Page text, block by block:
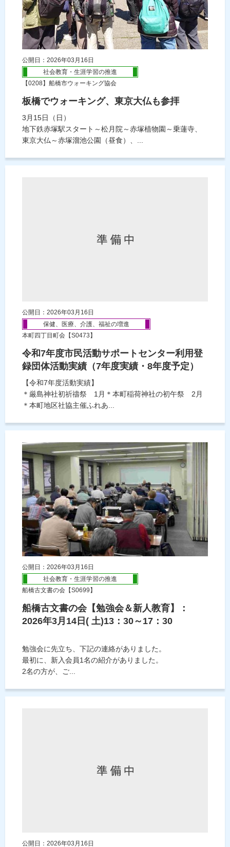
公開日：2026年03月16日
社会教育・生涯学習の推進
【0208】船橋市ウォーキング協会
板橋でウォーキング、東京大仏も参拝
3月15日（日）
地下鉄赤塚駅スタート～松月院～赤塚植物園～乗蓮寺、
東京大仏～赤塚溜池公園（昼食）、...
公開日：2026年03月16日
保健、医療、介護、福祉の増進
本町四丁目町会【S0473】
令和7年度市民活動サポートセンター利用登
録団体活動実績（7年度実績・8年度予定）
【令和7年度活動実績】
＊厳島神社初祈禱祭 1月＊本町稲荷神社の初午祭 2月
＊本町地区社協主催ふれあ...
公開日：2026年03月16日
社会教育・生涯学習の推進
船橋古文書の会【S0699】
船橋古文書の会【勉強会＆新人教育】：
2026年3月14日( 土)13：30～17：30
勉強会に先立ち、下記の連絡がありました。
最初に、新入会員1名の紹介がありました。
2名の方が、ご...
公開日：2026年03月16日